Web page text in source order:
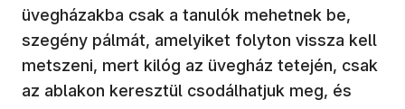
üvegházakba csak a tanulók mehetnek be,
szegény pálmát, amelyiket folyton vissza kell
metszeni, mert kilóg az üvegház tetején, csak
az ablakon keresztül csodálhatjuk meg, és